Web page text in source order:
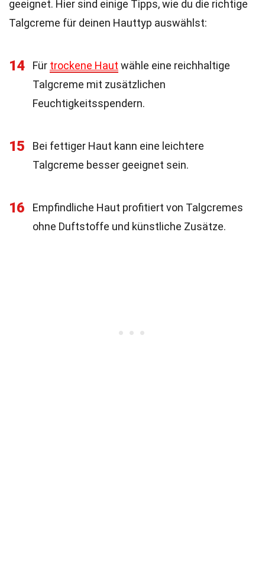
geeignet. Hier sind einige Tipps, wie du die richtige
Talgcreme für deinen Hauttyp auswählst:
14 Für trockene Haut wähle eine reichhaltige
Talgcreme mit zusätzlichen
Feuchtigkeitsspendern.
15
Bei fettiger Haut kann eine leichtere
Talgcreme besser geeignet sein.
16
Empfindliche Haut profitiert von Talgcremes
ohne Duftstoffe und künstliche Zusätze.